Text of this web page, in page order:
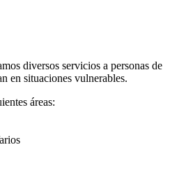
diversos servicios a personas de
en situaciones vulnerables.
áreas: